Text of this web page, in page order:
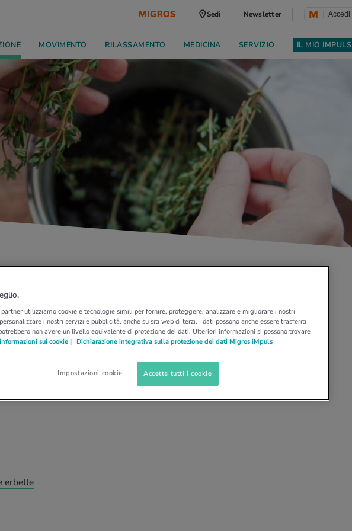
Sedi Newsletter Accedi
MOVIMENTO RILASSAMENTO MEDICINA SERVIZIO IL MIO IMPULS
basilico
o direttamente dal vaso in cucina, le
piacere per gli occhi e per il palato. Vieni a
erbette
utilizziamo cookie e tecnologie simili per fornire, proteggere, analizzare e migliorare i nostri
i nostri servizi e pubblicità, anche su siti web di terzi. I dati possono anche essere trasferiti
non avere un livello equivalente di protezione dei dati. Ulteriori informazioni si possono trovare
informazioni sui cookie | Dichiarazione integrativa sulla protezione dei dati Migros iMpuls
Impostazioni cookie Accetta tutti i cookie